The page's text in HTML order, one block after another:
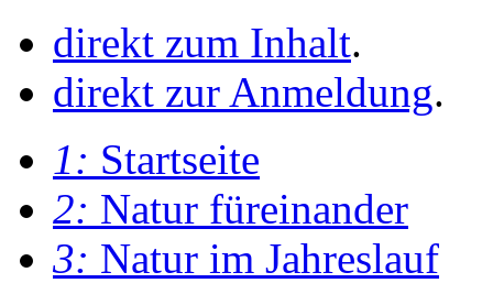
direkt zum Inhalt.
direkt zur Anmeldung.
1: Startseite
2: Natur füreinander
3: Natur im Jahreslauf